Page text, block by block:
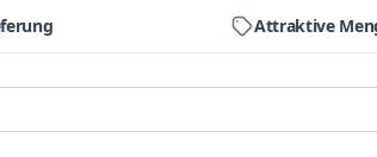
Attraktive